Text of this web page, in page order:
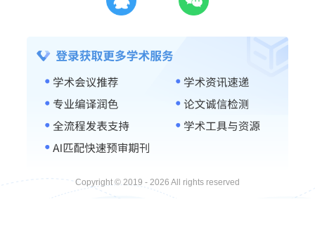
Copyright © 2019 - 2026 All rights reserved